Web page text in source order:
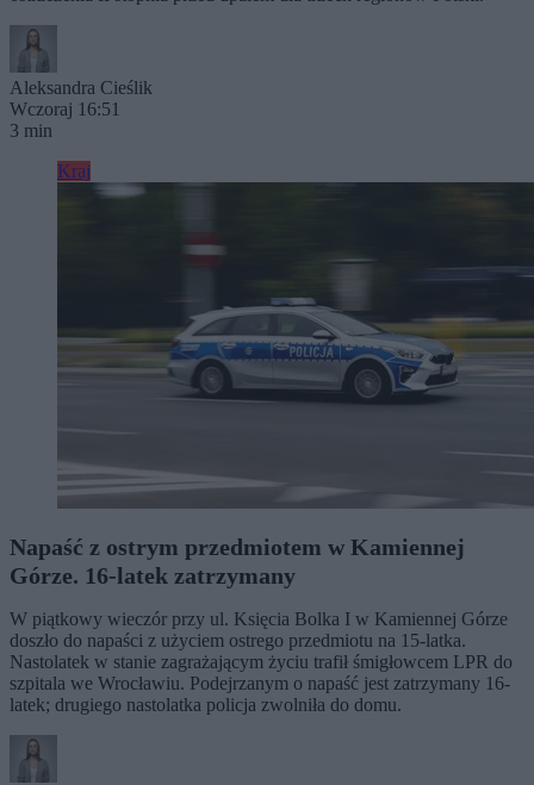
Aleksandra Cieślik
Wczoraj 16:51
3 min
Kraj
Napaść z ostrym przedmiotem w Kamiennej
Górze. 16-latek zatrzymany
W piątkowy wieczór przy ul. Księcia Bolka I w Kamiennej Górze
doszło do napaści z użyciem ostrego przedmiotu na 15-latka.
Nastolatek w stanie zagrażającym życiu trafił śmigłowcem LPR do
szpitala we Wrocławiu. Podejrzanym o napaść jest zatrzymany 16-
latek; drugiego nastolatka policja zwolniła do domu.